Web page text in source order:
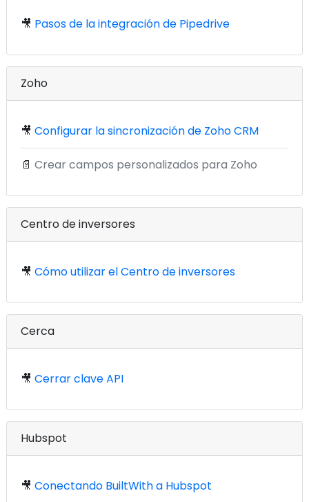
🎥 Pasos de la integración de Pipedrive
Zoho
🎥 Configurar la sincronización de Zoho CRM
📄 Crear campos personalizados para Zoho
Centro de inversores
🎥 Cómo utilizar el Centro de inversores
Cerca
🎥 Cerrar clave API
Hubspot
🎥 Conectando BuiltWith a Hubspot